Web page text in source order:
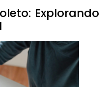
Explorando